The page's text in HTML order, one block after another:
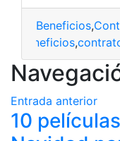
Beneficios,
beneficios,
Entrada anterior
10